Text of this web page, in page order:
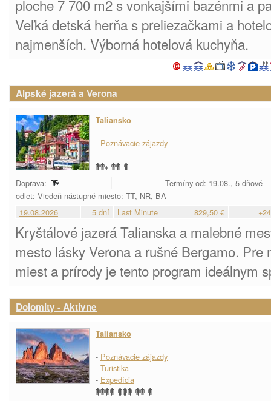
ploche 7 700 m2 s vonkajšími bazénmi a
Veľká detská herňa s preliezačkami a
najmenších. Výborná hotelová kuchyňa.
Alpské jazerá a Verona
Taliansko
- Poznávacie zájazdy
Doprava:
Termíny od: 19.08., 5 dňové
odlet: Viedeň nástupné miesto: TT, NR, BA
19.08.2026
5 dní Last Minute 829,50 €
Kryštálové jazerá Talianska a malebné
mesto lásky Verona a rušné Bergamo. Pre
miest a prírody je tento program ideálnym
Dolomity - Aktívne
Taliansko
- Poznávacie zájazdy
- Turistika
- Expedícia